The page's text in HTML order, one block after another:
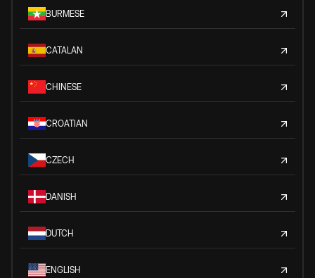
BURMESE
CATALAN
CHINESE
CROATIAN
CZECH
DANISH
DUTCH
ENGLISH